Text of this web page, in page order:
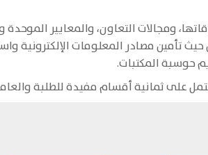
ومجالات التعاون، والمعايير الموحدة
مصادر المعلومات الإلكترونية
حوسبة المكتبات.
على ثمانية أقسام مفيدة للطلبة